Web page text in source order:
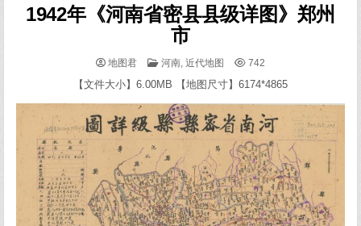
1942年《河南省密县县级详图》郑州
市
地图君
POSTED
河南, 近代地图 742
【文件大小】6.00MB 【地图尺寸】6174*4865